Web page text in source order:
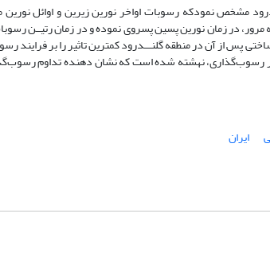
مشخص نمودکه رسوبات اواخر نورین زیرین و اوائل نورین
مرور، در زمان نورین پسین پسروی نموده و در زمان رتیــن
پس از آن در منطقه گلنـــدرود کمترین تاثیر را بر
در رسوب‌گذاری، نهشته شده است که نشان دهنده تداوم
ایران